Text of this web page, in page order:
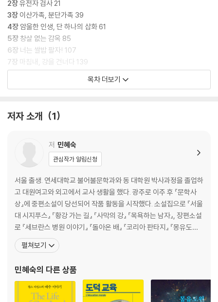
데도 이렇게 확인받아야 하는 상황에 가슴이 아프다. 터진 둑에서 흘러나
오는 물처럼 눈물이 주룩주룩 쏟아진다.
탈북 후 법적 소송을 거쳐 장동훈의 친딸로 호적에 오르지만, 그 대가는 아
버지를 다시는 만날 수 없는 것. 아버지의 새 가족들이 수백억 자산가인 아
버지와 춘실 사이를 가로막는다. 가장 큰 돈의 단위가 만 원인 춘실에게 돈
은 중요하지 않았다. 아버지가 살아 계신다는 소식을 들었을 때 얼굴이나
한번 보고 죽어야겠다는 마음뿐이었고, 남한에 와서는 아버지를 만나서 그
먹고, 소대장은 소리 없이 먹는다”는 북한을 떠나 대한민국 땅에 왔지만,
남한도 유토피아는 아니었다. 새벽 찬 바람을 맞으며 폐지 실은 손수레를
끌다 보면 일복 하나는 제대로 타고났구나, 체념이 되었다.
피붙이인 작은딸도, 북에 있는 남동생도, 아버지의 새 가족도 돈 앞에 무력
한 모습이었다. 애면글면 키운 딸이고 업어 키우다시피 한 동생인데, 그들
은 언제나 돈이 먼저라고 생각한다. 춘실을 냉대하고 외면하는 아버지 가
족의 태도를 생각하면 가슴이 미어진다. 피는 물보다 진하지만, 피보다 진
한 것들이 많다. 체면도, 돈도, 외모도 피보다 값이 더 나갔다.
뜻인데, 띄어 써서 ‘먹고 살다’로도 쓸 수 있다. 이 작품에는 어떻게 살았는
지 세세하게 그려진 반면 밥을 먹는 장면은 나오지 않는다. 삶이 더 팍팍하
고 더 건조하고, 한편으로 슬프게 느껴진다. 그래서 ‘아버지와 따뜻한 밥상
2장유전자 검사 21
3장 이산가족, 분단가족 39
4장 암울한 인생, 단 하나의 삽화 61
5장 창살 없는 감옥 85
6장 너는 쌀밥 팔자! 107
7장 마침내, 강을 건너다 139
8장누가 오라고 했나? 171
목차 더보기
저자 소개 1
저 민혜숙
관심작가 알림신청
서울 출생. 연세대학교 불어불문학과와 동 대학원 박사과정을 졸업하
고 대원여고와 외고에서 교사 생활을 했다. 광주로 이주 후 『문학사
상』에 중편소설이 당선되어 작품 활동을 시작했다. 소설집으로 『서울
대 시지푸스』 『황강 가는 길』 『사막의 강』 『목욕하는 남자』, 장편소설
로 『세브란스 병원 이야기』 『돌아온 배』 『코리아 판타지』 『몽유도원』,
저서로 『한국문학 속에 내재된 서사의 불안』 『중심의 회복을 위하
여』, 역서로 『프로이트 읽기』 『융 분석사전』 『종교생활의 원초적 형
조교수를 거쳐 광주새길교회를 개척하
펼쳐보기
민혜숙의 다른 상품